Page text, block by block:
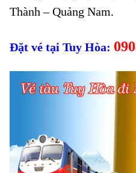
Thành – Quảng Nam.
Đặt vé tại Tuy Hòa: